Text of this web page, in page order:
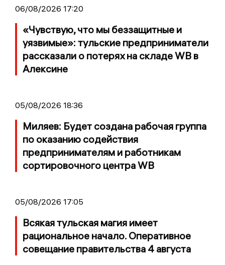
06/08/2026 17:20
«Чувствую, что мы беззащитные и
уязвимые»: тульские предприниматели
рассказали о потерях на складе WB в
Алексине
05/08/2026 18:36
Миляев: Будет создана рабочая группа
по оказанию содействия
предпринимателям и работникам
сортировочного центра WB
05/08/2026 17:05
Всякая тульская магия имеет
рациональное начало. Оперативное
совещание правительства 4 августа